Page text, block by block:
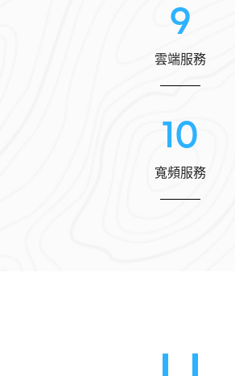
9
雲端服務
10
寬頻服務